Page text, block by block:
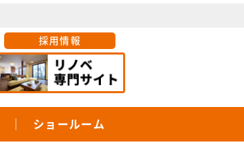
採用情報
ショールーム